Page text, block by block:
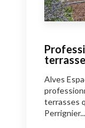
terrasse
Alves
terrasses